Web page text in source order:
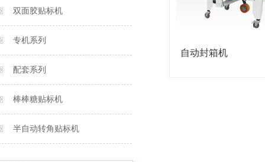
双面胶贴标机
专机系列
配套系列
棒棒糖贴标机
半自动转角贴标机
自动封箱机